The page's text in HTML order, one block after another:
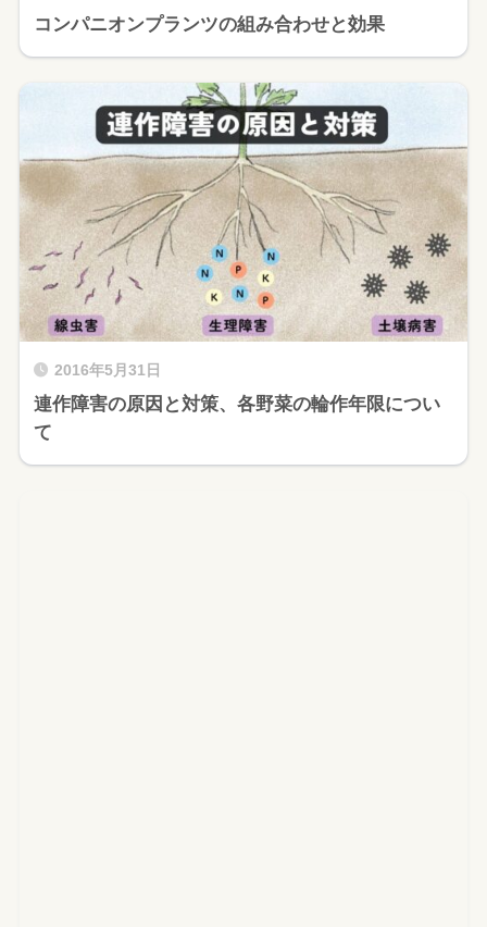
コンパニオンプランツの組み合わせと効果
2016年5月31日
連作障害の原因と対策、各野菜の輪作年限につい
て